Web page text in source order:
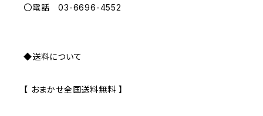
〇電話 03-6696-4552
◆送料について
【 おまかせ全国送料無料 】